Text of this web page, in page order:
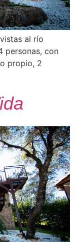
al río
personas, con
propio, 2